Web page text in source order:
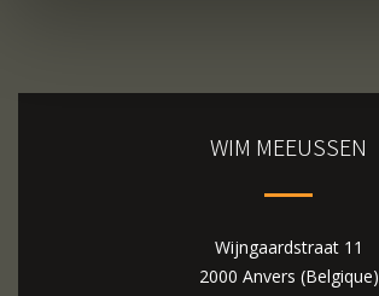
WIM MEEUSSEN
Wijngaardstraat 11
2000 Anvers (Belgique)